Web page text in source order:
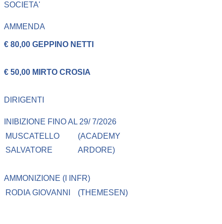
SOCIETA'
AMMENDA
€ 80,00 GEPPINO NETTI
€ 50,00 MIRTO CROSIA
DIRIGENTI
INIBIZIONE FINO AL 29/ 7/2026
MUSCATELLO
SALVATORE
(ACADEMY
ARDORE)
AMMONIZIONE (I INFR)
RODIA GIOVANNI
(THEMESEN)